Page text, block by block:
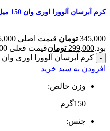
کرم آبرسان آلوورا اوری وان 150 میل
345,000 تومان
بود.299,000 تومانقیمت فعلی 299,000 تومان است.
کرم آبرسان آلوورا اوری وان 150 میل عدد
افزودن به سبد خرید
وزن خالص:
150گرم
جنس: